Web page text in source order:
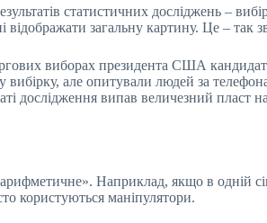
статистичних досліджень –
відображати загальну картину. Це –
виборах президента США
але опитували людей за
дослідження випав величезний пласт
арифметичне». Наприклад, якщо в одній
користуються маніпулятори.